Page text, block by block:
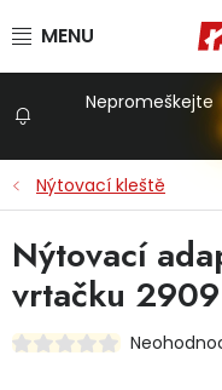
Stavba a dům
Nepromeškejte
Nýtovací kleště
Nýtovací
vrtačku 2909